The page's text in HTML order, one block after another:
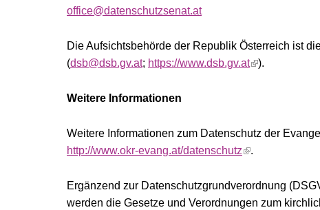
office@datenschutzsenat.at
Die Aufsichtsbehörde der Republik Österreich ist
(dsb@dsb.gv.at; https://www.dsb.gv.at ).
Weitere Informationen
Weitere Informationen zum Datenschutz der
http://www.okr-evang.at/datenschutz
.
Ergänzend zur Datenschutzgrundverordnung
werden die Gesetze und Verordnungen zum